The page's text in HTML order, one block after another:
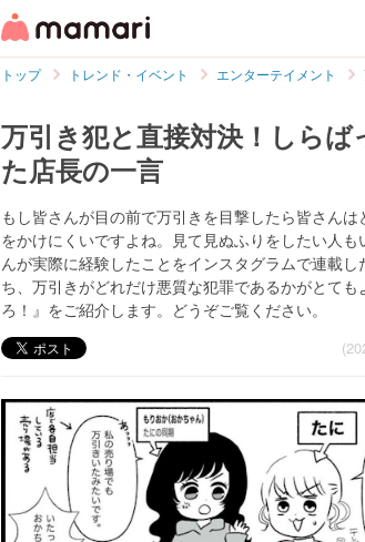
トップ トレンド・イベント エンターテイメント
万引き犯と直接対決！しら
た店長の一言
もし皆さんが目の前で万引きを目撃したら皆さん
をかけにくいですよね。見て見ぬふりをしたい人
んが実際に経験したことをインスタグラムで連載
ち、万引きがどれだけ悪質な犯罪であるかがとて
ろ！』をご紹介します。どうぞご覧ください。